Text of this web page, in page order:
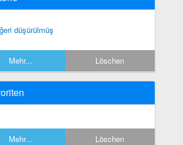
düşürülmüş
Mehr... Löschen
Mehr... Löschen